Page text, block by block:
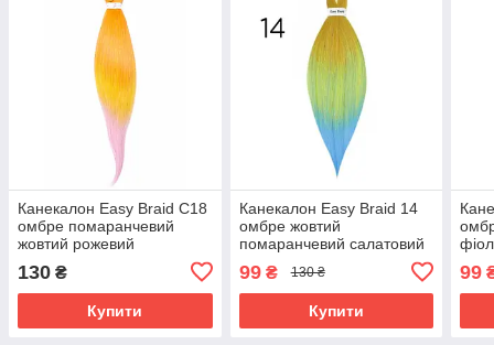
Канекалон Easy Braid С18
омбре помаранчевий
жовтий рожевий
130 ₴
Купити
Канекалон Easy Braid 14
омбре жовтий
помаранчевий салатовий
99₴ 130 ₴
Купити
99